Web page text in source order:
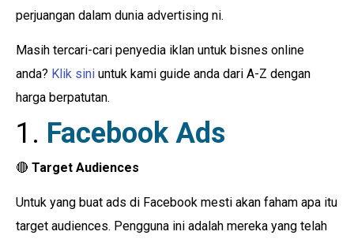
perjuangan dalam dunia advertising ni.
Masih tercari-cari penyedia iklan untuk bisnes online
anda? Klik sini untuk kami guide anda dari A-Z dengan
harga berpatutan.
1. Facebook Ads
🔴 Target Audiences
Untuk yang buat ads di Facebook mesti akan faham apa itu
target audiences. Pengguna ini adalah mereka yang telah